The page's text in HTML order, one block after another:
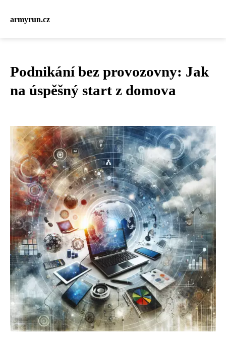
armyrun.cz
Podnikání bez provozovny: Jak
na úspěšný start z domova